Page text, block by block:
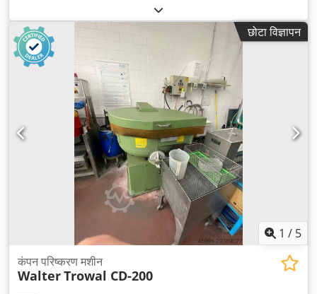
छोटा विज्ञापन
1 / 5
कंपन परिष्करण मशीन
WalterTrowal CD-200